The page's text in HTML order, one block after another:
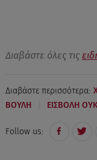
Διαβάστε όλες τις
Διαβάστε περισσότερα:
ΒΟΥΛΗ ΕΙΣΒΟΛΗ
Follow us: